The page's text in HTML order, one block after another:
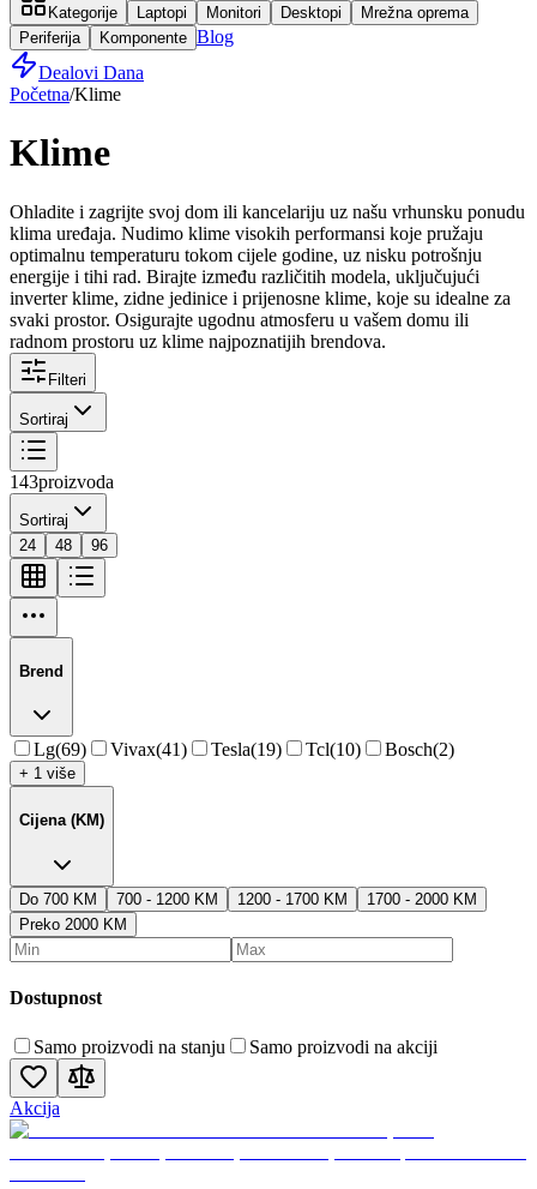
Kategorije Laptopi Monitori Desktopi
Mrežna oprema
Periferija
Komponente Blog
Dealovi Dana
Početna/Klime
Klime
Ohladite i zagrijte svoj dom ili kancelariju uz našu vrhunsku ponudu
klima uređaja. Nudimo klime visokih performansi koje pružaju
optimalnu temperaturu tokom cijele godine, uz nisku potrošnju
energije i tihi rad. Birajte između različitih modela, uključujući
inverter klime, zidne jedinice i prijenosne klime, koje su idealne za
svaki prostor. Osigurajte ugodnu atmosferu u vašem domu ili
radnom prostoru uz klime najpoznatijih brendova.
Filteri
Sortiraj
143proizvoda
Sortiraj
24
48 96
Brend
Lg(69) Vivax(41) Tesla(19) Tcl(10) Bosch(2)
+ 1 više
Cijena (KM)
Do 700 KM 700 - 1200 KM 1200 - 1700 KM
1700 - 2000 KM
Preko 2000 KM
Dostupnost
Samo proizvodi na stanju Samo proizvodi na akciji
Akcija